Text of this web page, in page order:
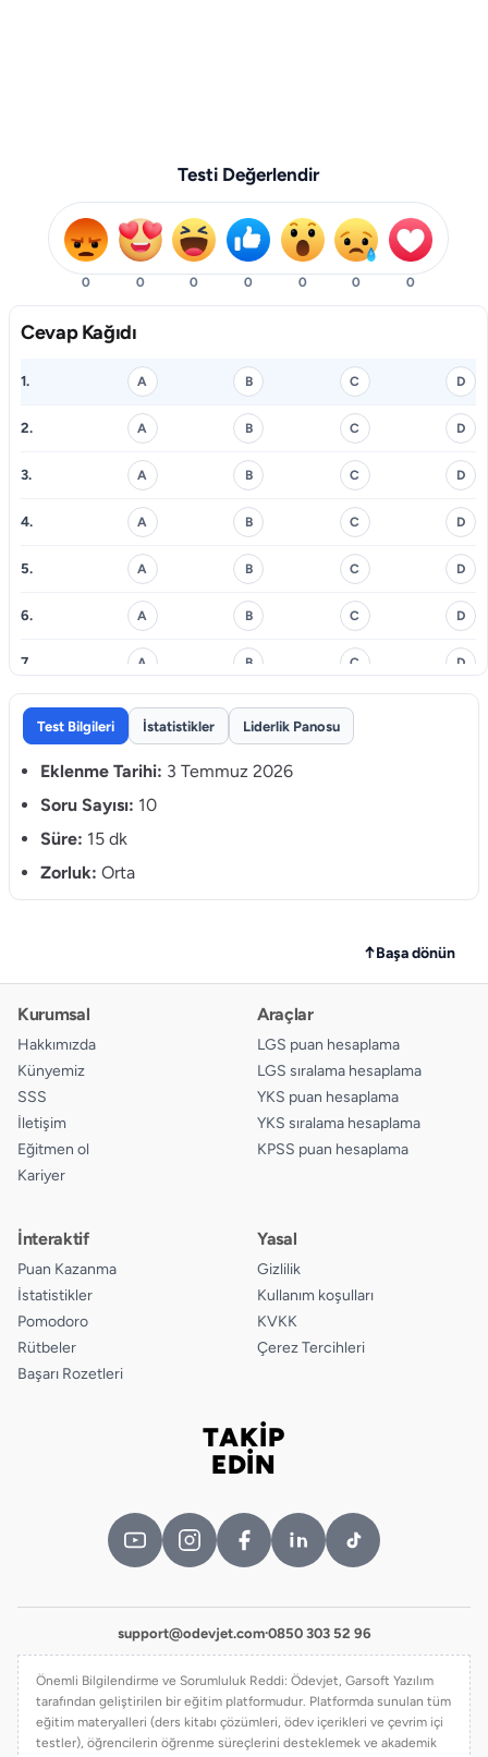
Testi Değerlendir
0 0 0 0 0 0 0
Cevap Kağıdı
1. A B C D
2. A B C D
3. A B C D
4. A B C D
5. A B C D
6. A B C D
7. A B C D
8. A B C
10. A
Test Bilgileri İstatistikler Liderlik Panosu
Eklenme Tarihi: 3 Temmuz 2026
Soru Sayısı: 10
Süre: 15 dk
Zorluk: Orta
↑Başa dönün
Kurumsal
Hakkımızda
Künyemiz
SSS
İletişim
Eğitmen ol
Kariyer
Araçlar
LGS puan hesaplama
LGS sıralama hesaplama
YKS puan hesaplama
YKS sıralama hesaplama
KPSS puan hesaplama
İnteraktif
Puan Kazanma
İstatistikler
Pomodoro
Rütbeler
Başarı Rozetleri
Yasal
Gizlilik
Kullanım koşulları
KVKK
Çerez Tercihleri
TAKİP
EDİN
support@odevjet.com·0850 303 52 96
Önemli Bilgilendirme ve Sorumluluk Reddi: Ödevjet, Garsoft Yazılım
tarafından geliştirilen bir eğitim platformudur. Platformda sunulan tüm
eğitim materyalleri (ders kitabı çözümleri, ödev içerikleri ve çevrim içi
testler), öğrencilerin öğrenme süreçlerini desteklemek ve akademik